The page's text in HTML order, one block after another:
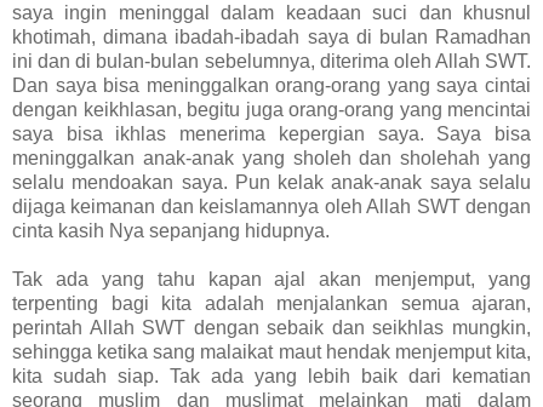
saya ingin meninggal dalam keadaan suci dan khusnul
khotimah, dimana ibadah-ibadah saya di bulan Ramadhan
ini dan di bulan-bulan sebelumnya, diterima oleh Allah SWT.
Dan saya bisa meninggalkan orang-orang yang saya cintai
dengan keikhlasan, begitu juga orang-orang yang mencintai
saya bisa ikhlas menerima kepergian saya. Saya bisa
meninggalkan anak-anak yang sholeh dan sholehah yang
selalu mendoakan saya. Pun kelak anak-anak saya selalu
dijaga keimanan dan keislamannya oleh Allah SWT dengan
cinta kasih Nya sepanjang hidupnya.
Tak ada yang tahu kapan ajal akan menjemput, yang
terpenting bagi kita adalah menjalankan semua ajaran,
perintah Allah SWT dengan sebaik dan seikhlas mungkin,
sehingga ketika sang malaikat maut hendak menjemput kita,
kita sudah siap. Tak ada yang lebih baik dari kematian
seorang muslim dan muslimat melainkan mati dalam